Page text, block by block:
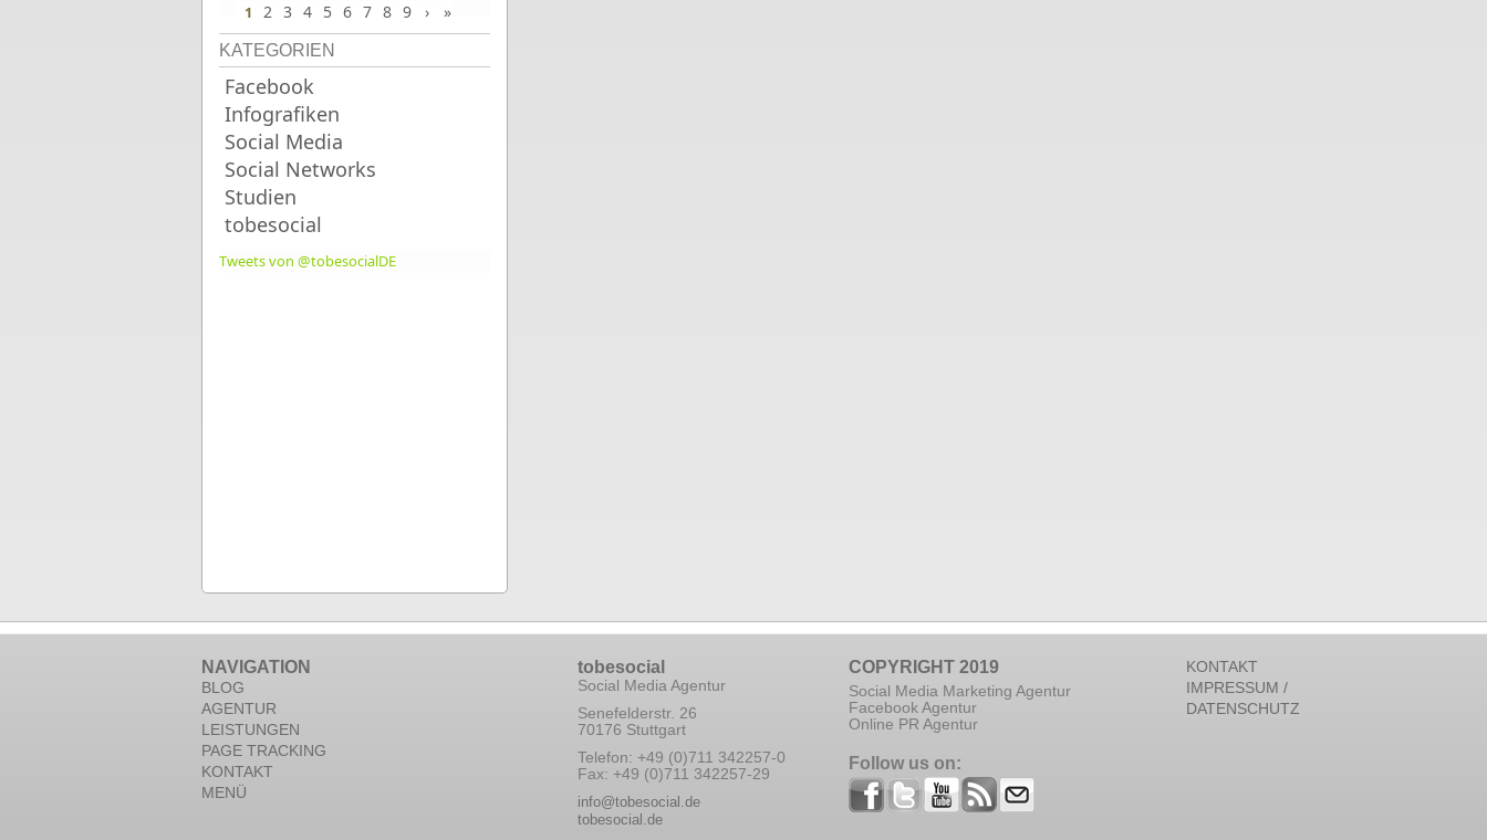
1 2 3 4 5 6 7 8 9 › »
KATEGORIEN
Facebook
Infografiken
Social Media
Social Networks
Studien
tobesocial
Tweets von @tobesocialDE
NAVIGATION
BLOG
AGENTUR
LEISTUNGEN
PAGE TRACKING
KONTAKT
MENÜ
tobesocial
Social Media Agentur
Senefelderstr. 26
70176 Stuttgart
Telefon: +49 (0)711 342257-0
Fax: +49 (0)711 342257-29
info@tobesocial.de
tobesocial.de
COPYRIGHT 2019
Social Media Marketing Agentur
Facebook Agentur
Online PR Agentur
Follow us on:
KONTAKT
IMPRESSUM /
DATENSCHUTZ